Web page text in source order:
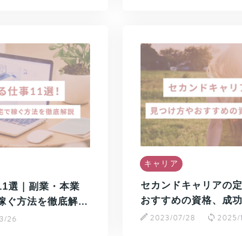
選｜副業・本業
ぐ方法を徹底解…
26
キャリア
セカンドキャリアの
おすすめの資格、成
2023/07/28 2025/